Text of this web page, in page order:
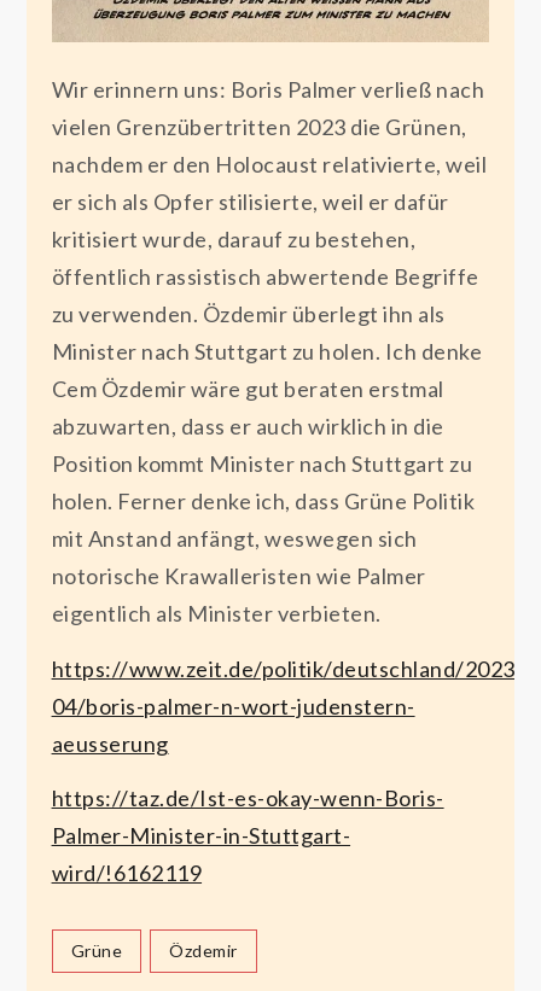
Wir erinnern uns: Boris Palmer verließ nach
vielen Grenzübertritten 2023 die Grünen,
nachdem er den Holocaust relativierte, weil
er sich als Opfer stilisierte, weil er dafür
kritisiert wurde, darauf zu bestehen,
öffentlich rassistisch abwertende Begriffe
zu verwenden. Özdemir überlegt ihn als
Minister nach Stuttgart zu holen. Ich denke
Cem Özdemir wäre gut beraten erstmal
abzuwarten, dass er auch wirklich in die
Position kommt Minister nach Stuttgart zu
holen. Ferner denke ich, dass Grüne Politik
mit Anstand anfängt, weswegen sich
notorische Krawalleristen wie Palmer
eigentlich als Minister verbieten.
https://www.zeit.de/politik/deutschland/2023-
04/boris-palmer-n-wort-judenstern-
aeusserung
https://taz.de/Ist-es-okay-wenn-Boris-
Palmer-Minister-in-Stuttgart-
wird/!6162119
Grüne Özdemir